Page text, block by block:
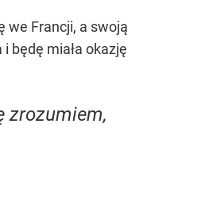
we Francji, a swoją
będę miała okazję
zrozumiem,